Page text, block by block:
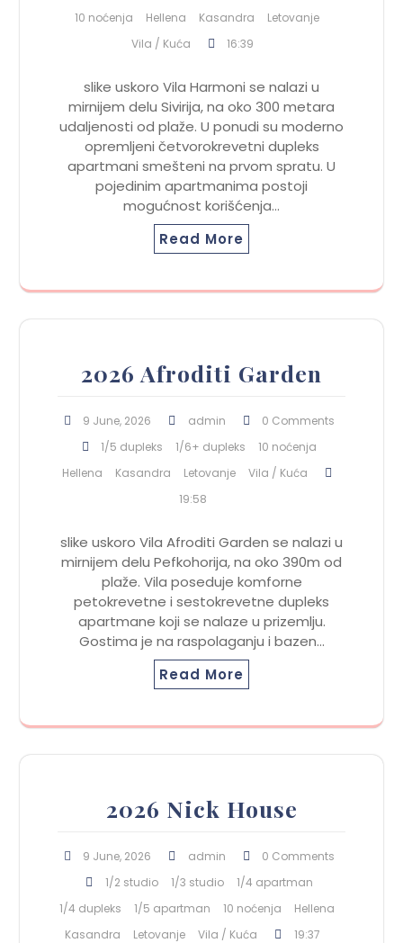
10 noćenja
Hellena Kasandra
Letovanje
Vila / Kuća
16:39
slike uskoro Vila Harmoni se nalazi u
mirnijem delu Sivirija, na oko 300 metara
udaljenosti od plaže. U ponudi su moderno
opremljeni četvorokrevetni dupleks
apartmani smešteni na prvom spratu. U
pojedinim apartmanima postoji
mogućnost korišćenja…
Read More
2026 Afroditi Garden
9 June, 2026 admin
0 Comments
1/5 dupleks
1/6+ dupleks
10 noćenja
Hellena
Kasandra Letovanje
Vila / Kuća
19:58
slike uskoro Vila Afroditi Garden se nalazi u
mirnijem delu Pefkohorija, na oko 390m od
plaže. Vila poseduje komforne
petokrevetne i sestokrevetne dupleks
apartmane koji se nalaze u prizemlju.
Gostima je na raspolaganju i bazen…
Read More
2026 Nick House
9 June, 2026 admin
0 Comments
1/2 studio
1/3 studio
1/4 apartman
1/4 dupleks
1/5 apartman 10 noćenja
Hellena
Kasandra
Letovanje Vila / Kuća 19:37